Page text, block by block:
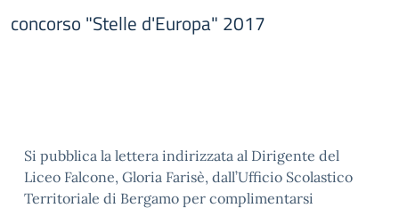
concorso "Stelle d'Europa" 2017
Si pubblica la lettera indirizzata al Dirigente del
Liceo Falcone, Gloria Farisè, dall’Ufficio Scolastico
Territoriale di Bergamo per complimentarsi